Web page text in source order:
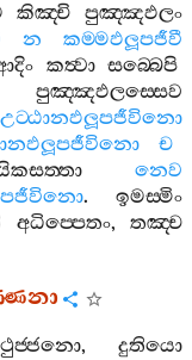
කිඤ‍්චි
පුඤ‍්ඤඵලං
න
කම‍්මඵලූපජීවී
කත්‍වා සබ‍්බෙපි
පුඤ‍්ඤඵලස‍්සෙව
උට‍්ඨානඵලූපජීවිනො
ච
නෙව
. ඉමස‍්මිං
අධිප‍්පෙතං, තඤ‍්ච
,දුතියො